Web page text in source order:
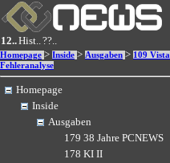
12..Hist..??..
Homepage > Inside > Ausgaben > 109 Vista
Fehleranalyse
Homepage
Inside
Ausgaben
179 38 Jahre PCNEWS
178 KI II